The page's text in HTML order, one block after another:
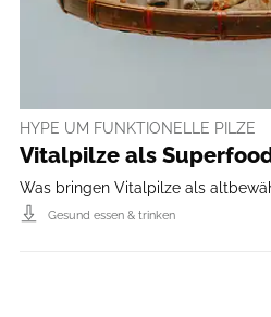
HYPE UM FUNKTIONELLE PILZE
Vitalpilze als
Was bringen Vitalpilze als
Gesund essen & trinken